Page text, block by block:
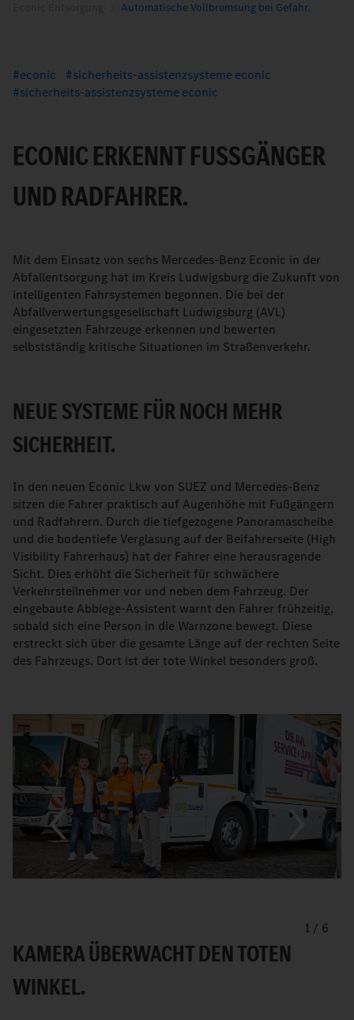
Automatische Vollbremsung bei Gefahr.
econic
sicherheits-assistenzsysteme econic
sicherheits-assistenzsysteme econic
ECONIC ERKENNT FUSSGÄNGER U
ND RADFAHRER.
Mit dem Einsatz von sechs Mercedes-Benz Econic in der
Abfallentsorgung hat im Kreis Ludwigsburg die Zukunft von
intelligenten Fahrsystemen begonnen. Die bei der
Abfallverwertungsgesellschaft Ludwigsburg (AVL)
eingesetzten Fahrzeuge erkennen und bewerten
selbstständig kritische Situationen im Straßenverkehr.
NEUE SYSTEME FÜR NOCH MEHR
SICHERHEIT.
In den neuen Econic Lkw von SUEZ und Mercedes-Benz
sitzen die Fahrer praktisch auf Augenhöhe mit Fußgängern
und Radfahrern. Durch die tiefgezogene Panoramascheibe
und die bodentiefe Verglasung auf der Beifahrerseite (High
Visibility Fahrerhaus) hat der Fahrer eine herausragende
Sicht. Dies erhöht die Sicherheit für schwächere
Verkehrsteilnehmer vor und neben dem Fahrzeug. Der
eingebaute Abbiege-Assistent warnt den Fahrer frühzeitig,
sobald sich eine Person in die Warnzone bewegt. Diese
erstreckt sich über die gesamte Länge auf der rechten Seite
des Fahrzeugs. Dort ist der tote Winkel besonders groß.
1 / 6
KAMERA ÜBERWACHT DEN TOTEN
WINKEL.